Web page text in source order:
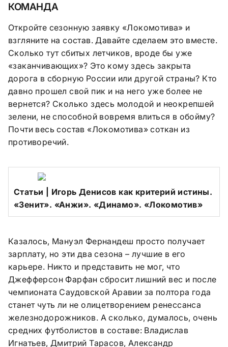
КОМАНДА
Откройте сезонную заявку «Локомотива» и
взгляните на состав. Давайте сделаем это вместе.
Сколько тут сбитых летчиков, вроде бы уже
«заканчивающих»? Это кому здесь закрыта
дорога в сборную России или другой страны? Кто
давно прошел свой пик и на него уже более не
вернется? Сколько здесь молодой и неокрепшей
зелени, не способной вовремя влиться в обойму?
Почти весь состав «Локомотива» соткан из
противоречий.
Cтатьи | Игорь Денисов как критерий истины.
«Зенит». «Анжи». «Динамо». «Локомотив»
Казалось, Мануэл Фернандеш просто получает
зарплату, но эти два сезона – лучшие в его
карьере. Никто и представить не мог, что
Джефферсон Фарфан сбросит лишний вес и после
чемпионата Саудовской Аравии за полтора года
станет чуть ли не олицетворением ренессанса
железнодорожников. А сколько, думалось, очень
средних футболистов в составе: Владислав
Игнатьев, Дмитрий Тарасов, Александр